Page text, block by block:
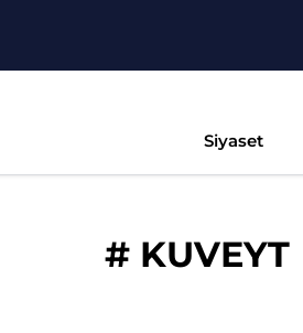
Siyaset
# KUVEYT